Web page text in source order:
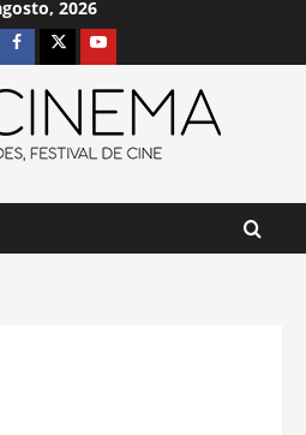
2026
Facebook
X Youtube